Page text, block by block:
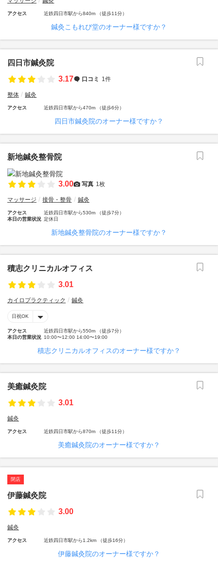
アクセス 近鉄四日市駅から840m （徒歩11分）
鍼灸こもれび堂のオーナー様ですか？
四日市鍼灸院
3.17
口コミ 1件
整体 鍼灸
アクセス 近鉄四日市駅から470m （徒歩6分）
四日市鍼灸院のオーナー様ですか？
新地鍼灸整骨院
3.00 写真 1枚
マッサージ 接骨・整骨 鍼灸
アクセス
近鉄四日市駅から530m （徒歩7分）
本日の営業状況 定休日
新地鍼灸整骨院のオーナー様ですか？
積志クリニカルオフィス
3.01
カイロプラクティック 鍼灸
日祝OK
アクセス
近鉄四日市駅から550m （徒歩7分）
本日の営業状況 10:00〜12:00 14:00〜19:00
積志クリニカルオフィスのオーナー様ですか？
美癒鍼灸院
3.01
鍼灸
アクセス 近鉄四日市駅から870m （徒歩11分）
美癒鍼灸院のオーナー様ですか？
閉店
伊藤鍼灸院
3.00
鍼灸
アクセス 近鉄四日市駅から1.2km （徒歩16分）
伊藤鍼灸院のオーナー様ですか？